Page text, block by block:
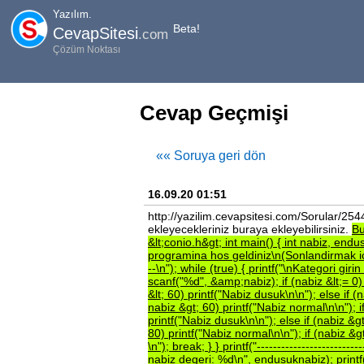
Yazılım.
CevapSitesi.com Beta!
Çözüm Noktası
Cevap Geçmişi
«« Soruya geri dön
16.09.20 01:51
http://yazilim.cevapsitesi.com/Sorular/
ekleyecekleriniz buraya ekleyebilirsiniz.
&lt;conio.h&gt; int main() { int nabiz,
programina hos geldiniz\n(Sonlandirmak
--\n"); while (true) { printf("\nKategori girin
scanf("%d", &amp;nabiz); if (nabiz &lt;=
&lt; 60) printf("Nabiz dusuk\n\n"); else if
nabiz &gt; 60) printf("Nabiz normal\n\n");
printf("Nabiz dusuk\n\n"); else if (nabiz
80) printf("Nabiz normal\n\n"); if (nabiz
\n"); break; } }
nabiz degeri: %d\n", endusuknabiz);